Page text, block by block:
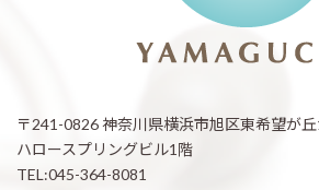
〒241-0826 神奈川県横浜市旭区東希望が丘
ハロースプリングビル1階
TEL:045-364-8081